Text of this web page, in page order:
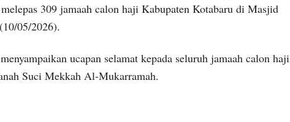
309 jamaah calon haji Kabupaten Kotabaru di Masjid
05/2026).
ucapan selamat kepada seluruh jamaah calon haji
Suci Mekkah Al-Mukarramah.